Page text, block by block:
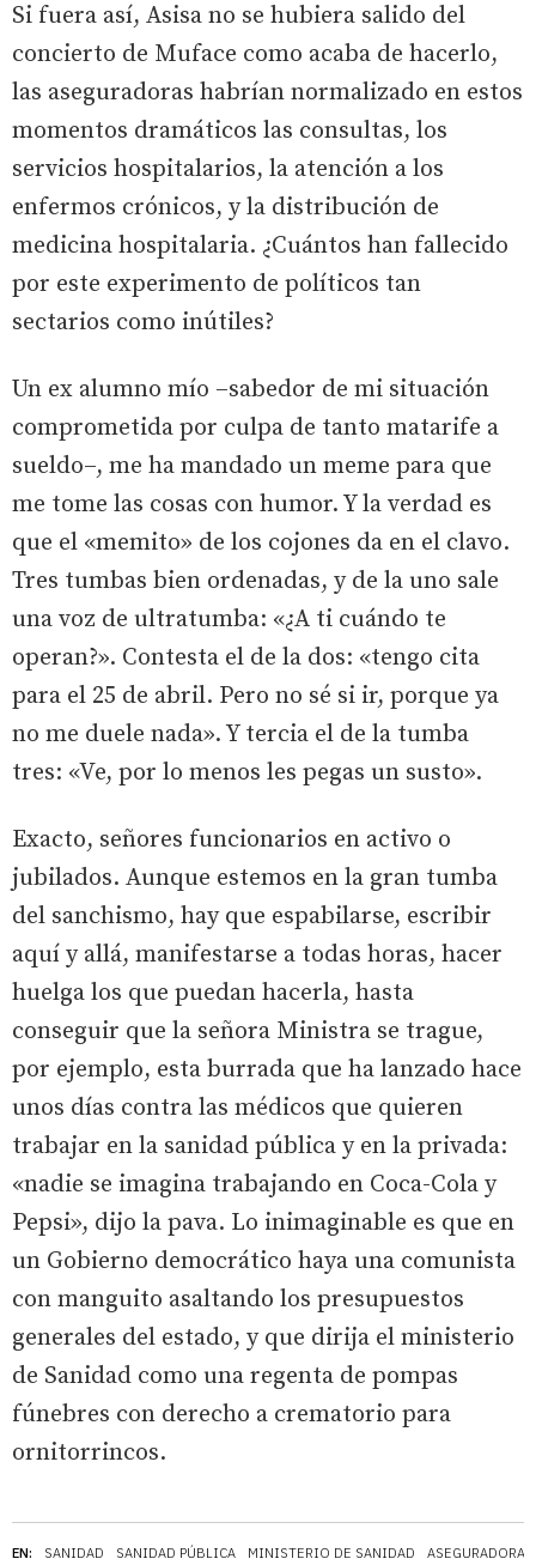
EN: SANIDAD SANIDAD PÚBLICA MINISTERIO DE SANIDAD ASEGURADORAS
Si fuera así, Asisa no se hubiera salido del
concierto de Muface como acaba de hacerlo,
las aseguradoras habrían normalizado en estos
momentos dramáticos las consultas, los
servicios hospitalarios, la atención a los
enfermos crónicos, y la distribución de
medicina hospitalaria. ¿Cuántos han fallecido
por este experimento de políticos tan
sectarios como inútiles?
Un ex alumno mío –sabedor de mi situación
comprometida por culpa de tanto matarife a
sueldo–, me ha mandado un meme para que
me tome las cosas con humor. Y la verdad es
que el «memito» de los cojones da en el clavo.
Tres tumbas bien ordenadas, y de la uno sale
una voz de ultratumba: «¿A ti cuándo te
operan?». Contesta el de la dos: «tengo cita
para el 25 de abril. Pero no sé si ir, porque ya
no me duele nada». Y tercia el de la tumba
tres: «Ve, por lo menos les pegas un susto».
Exacto, señores funcionarios en activo o
jubilados. Aunque estemos en la gran tumba
del sanchismo, hay que espabilarse, escribir
aquí y allá, manifestarse a todas horas, hacer
huelga los que puedan hacerla, hasta
conseguir que la señora Ministra se trague,
por ejemplo, esta burrada que ha lanzado hace
unos días contra las médicos que quieren
trabajar en la sanidad pública y en la privada:
«nadie se imagina trabajando en Coca-Cola y
Pepsi», dijo la pava. Lo inimaginable es que en
un Gobierno democrático haya una comunista
con manguito asaltando los presupuestos
generales del estado, y que dirija el ministerio
de Sanidad como una regenta de pompas
fúnebres con derecho a crematorio para
ornitorrincos.